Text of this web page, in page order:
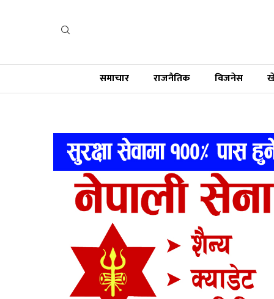
समाचार राजनैतिक विजनेस